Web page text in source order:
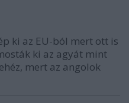
ki az EU-ból mert ott is
ki az agyát mint
mert az angolok